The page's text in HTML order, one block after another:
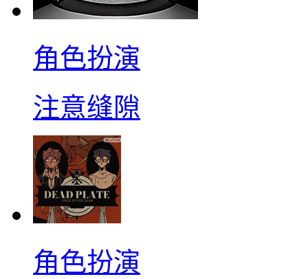
角色扮演
注意缝隙
角色扮演